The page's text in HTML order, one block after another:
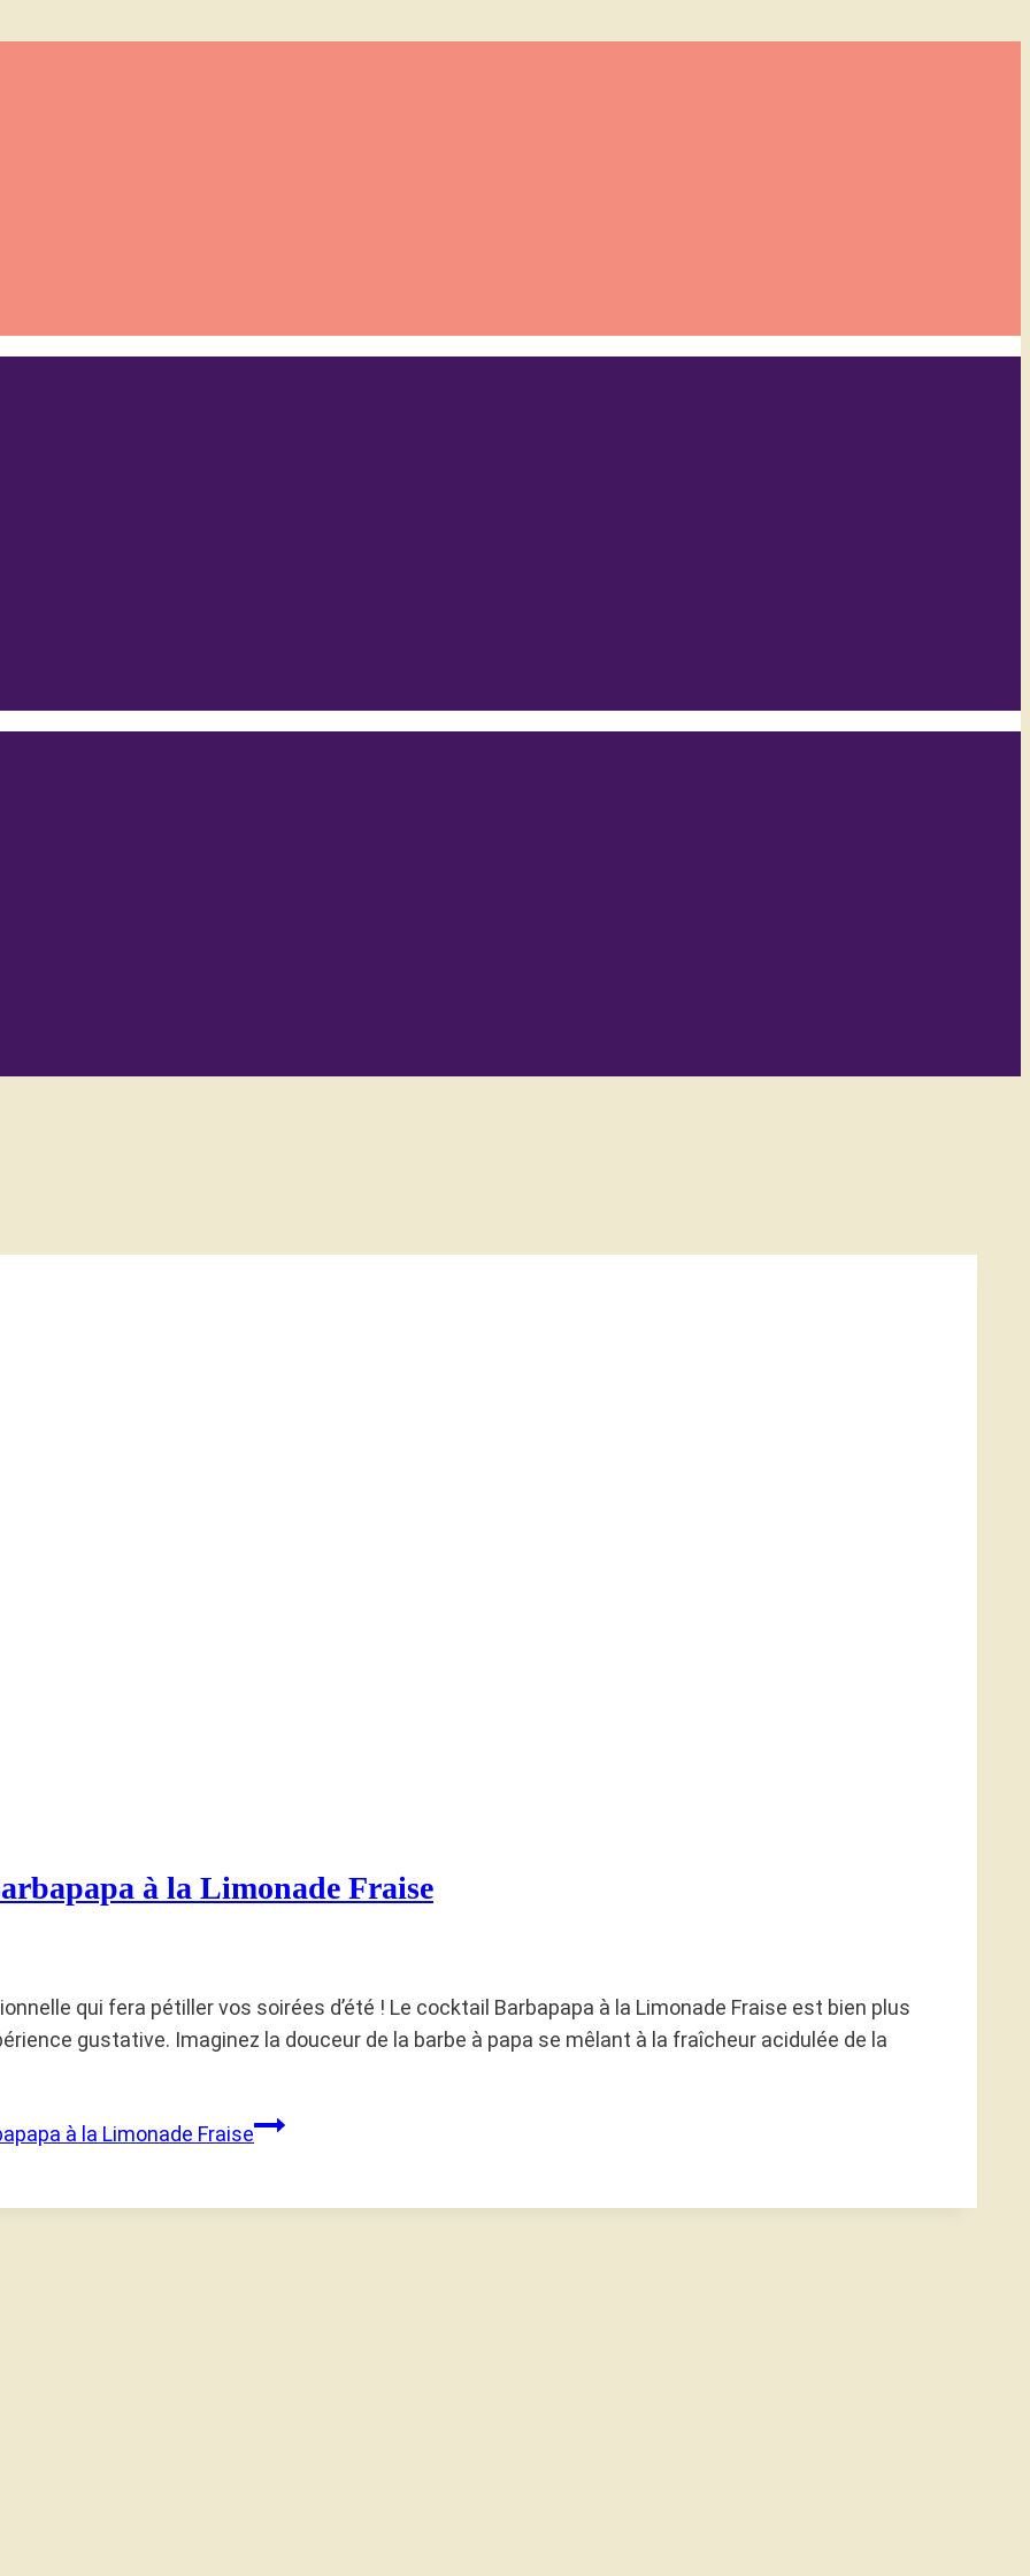
à la Limonade Fraise
qui fera pétiller vos soirées d’été ! Le cocktail Barbapapa à la Limonade Fraise est bien plus
gustative. Imaginez la douceur de la barbe à papa se mêlant à la fraîcheur acidulée de la
à la Limonade Fraise